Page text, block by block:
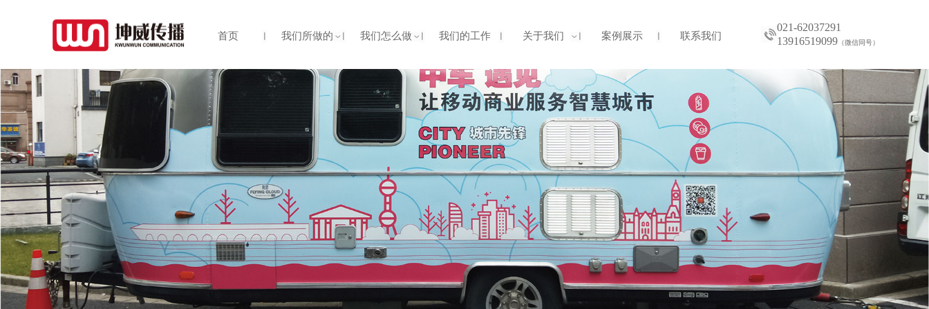
首页 我们所做的 我们怎么做 我们的工作 关于我们 案例展示 联系我们
021-62037291
13916519099 （微信同号）